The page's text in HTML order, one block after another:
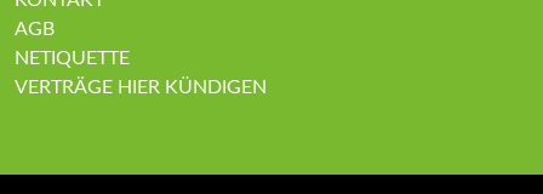
AGB
NETIQUETTE
VERTRÄGE HIER KÜNDIGEN